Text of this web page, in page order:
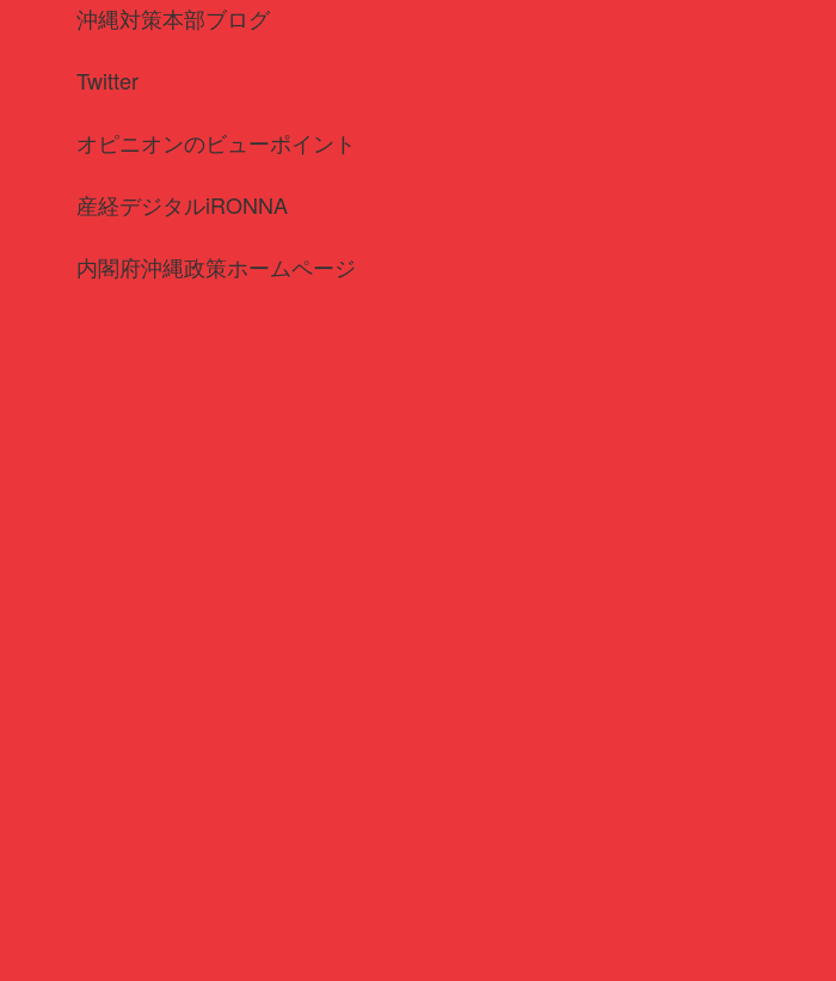
沖縄対策本部ブログ
Twitter
オピニオンのビューポイント
産経デジタルiRONNA
内閣府沖縄政策ホームページ